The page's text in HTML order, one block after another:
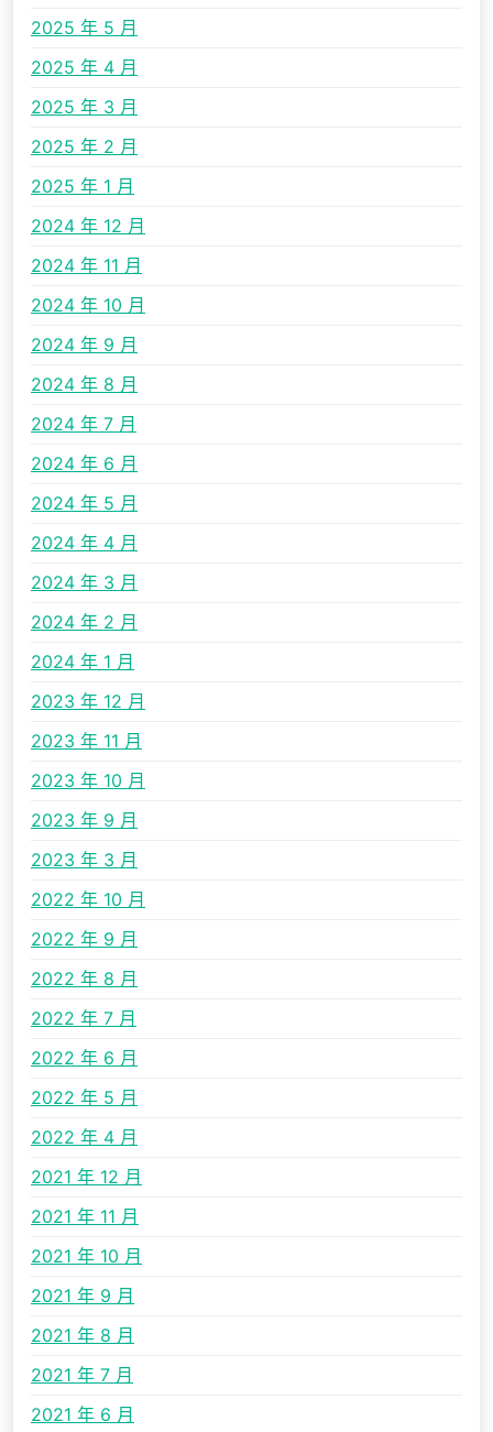
2025 年 5 月
2025 年 4 月
2025 年 3 月
2025 年 2 月
2025 年 1 月
2024 年 12 月
2024 年 11 月
2024 年 10 月
2024 年 9 月
2024 年 8 月
2024 年 7 月
2024 年 6 月
2024 年 5 月
2024 年 4 月
2024 年 3 月
2024 年 2 月
2024 年 1 月
2023 年 12 月
2023 年 11 月
2023 年 10 月
2023 年 9 月
2023 年 3 月
2022 年 10 月
2022 年 9 月
2022 年 8 月
2022 年 7 月
2022 年 6 月
2022 年 5 月
2022 年 4 月
2021 年 12 月
2021 年 11 月
2021 年 10 月
2021 年 9 月
2021 年 8 月
2021 年 7 月
2021 年 6 月